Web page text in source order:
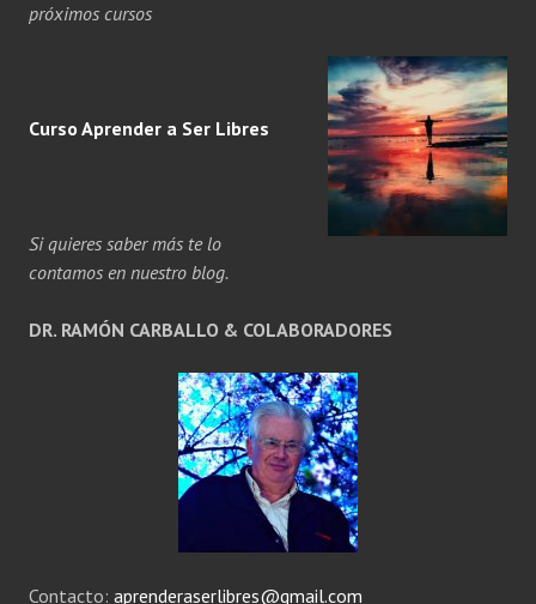
próximos cursos
Curso Aprender a Ser Libres
Si quieres saber más te lo
contamos en nuestro blog.
DR. RAMÓN CARBALLO & COLABORADORES
Contacto: aprenderaserlibres@gmail.com